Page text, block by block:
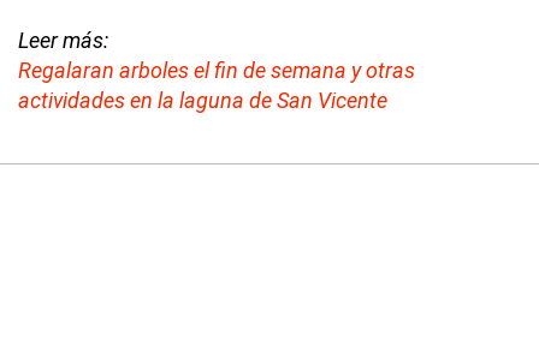
Leer más:
Regalaran arboles el fin de semana y otras
actividades en la laguna de San Vicente